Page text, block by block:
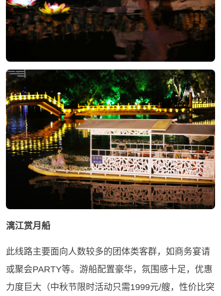
漓江赏月船
此线路主要面向人数较多的团体类客群，如商务宴请
或聚会PARTY等。游船配置豪华，氛围感十足，优惠
力度巨大（中秋节限时活动只需1999元/艘，性价比突